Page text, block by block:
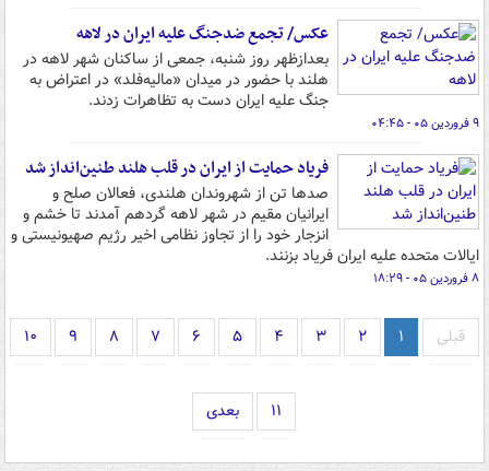
عکس/ تجمع ضدجنگ علیه ایران در لاهه
بعدازظهر روز شنبه، جمعی از ساکنان شهر لاهه در
هلند با حضور در میدان «مالیه‌فلد» در اعتراض به
جنگ علیه ایران دست به تظاهرات زدند.
۹ فروردین ۰۵ - ۰۴:۴۵
فریاد حمایت از ایران در قلب هلند طنین‌انداز شد
صدها تن از شهروندان هلندی، فعالان صلح و
ایرانیان مقیم در شهر لاهه گردهم آمدند تا خشم و
انزجار خود را از تجاوز نظامی اخیر رژیم صهیونیستی و
ایالات متحده علیه ایران فریاد بزنند.
۸ فروردین ۰۵ - ۱۸:۲۹
قبلی ۱ ۲ ۳ ۴ ۵ ۶ ۷ ۸ ۹ ۱۰
۱۱ بعدی